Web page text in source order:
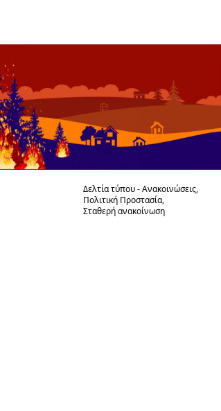
Δελτία τύπου - Ανακοινώσεις
Πολιτική Προστασία
Σταθερή ανακοίνωση